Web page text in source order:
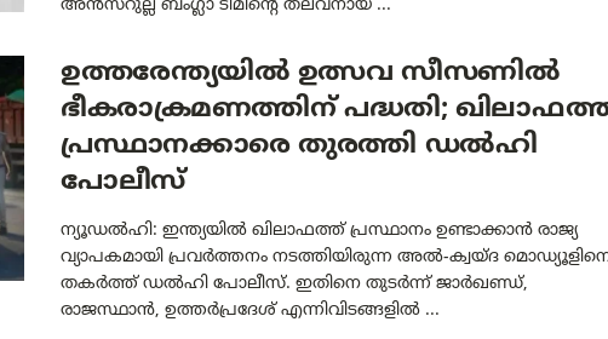
അൻസറുല്ല ബംഗ്ലാ ടീമിന്റെ തലവനായ ...
ഉത്തരേന്ത്യയിൽ ഉത്സവ സീസണിൽ
ഭീകരാക്രമണത്തിന് പദ്ധതി;
പ്രസ്ഥാനക്കാരെ തുരത്തി ഡൽഹി
പോലീസ്
ന്യൂഡൽഹി: ഇന്ത്യയിൽ ഖിലാഫത്ത് പ്രസ്ഥാനം ഉണ്ടാക്കാൻ രാജ്യ
വ്യാപകമായി പ്രവർത്തനം നടത്തിയിരുന്ന അൽ-ക്വയ്ദ
തകർത്ത് ഡൽഹി പോലീസ്. ഇതിനെ തുടർന്ന് ജാർഖണ്ഡ്,
രാജസ്ഥാൻ, ഉത്തർപ്രദേശ് എന്നിവിടങ്ങളിൽ ...